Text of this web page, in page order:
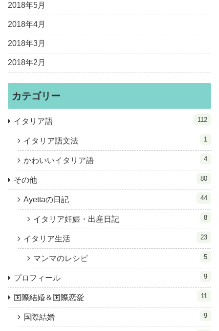
2018年5月
2018年4月
2018年3月
2018年2月
カテゴリー
イタリア語 112
イタリア語文法 1
かわいいイタリア語 4
その他 80
Ayettaの日記 44
イタリア妊娠・出産日記 8
イタリア生活 23
マンマのレシピ 5
プロフィール 9
国際結婚＆国際恋愛 11
国際結婚 9